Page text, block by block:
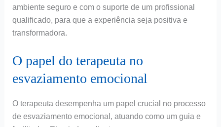
ambiente seguro e com o suporte de um profissional
qualificado, para que a experiência seja positiva e
transformadora.
O papel do terapeuta no
esvaziamento emocional
O terapeuta desempenha um papel crucial no processo
de esvaziamento emocional, atuando como um guia e